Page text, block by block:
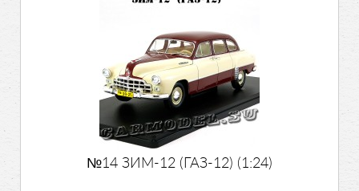
№14 ЗИМ-12 (ГАЗ-12) (1:24)